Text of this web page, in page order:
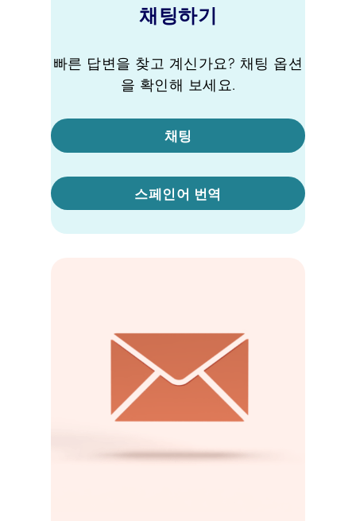
채팅하기
빠른 답변을 찾고 계신가요? 채팅 옵션
을 확인해 보세요.
채팅
스페인어 번역